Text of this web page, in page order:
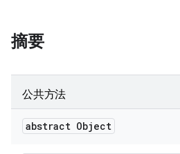
摘要
公共方法
abstract Object